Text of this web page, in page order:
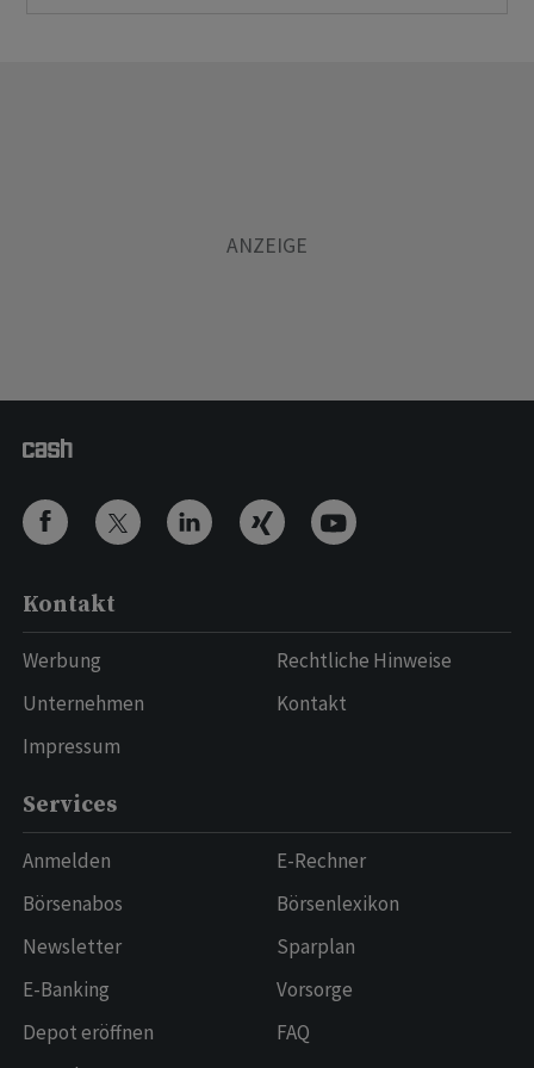
Kontakt
Werbung
Unternehmen
Impressum
Rechtliche Hinweise
Kontakt
Services
Anmelden
Börsenabos
Newsletter
E-Banking
Depot eröffnen
E-Rechner
Börsenlexikon
Sparplan
Vorsorge
FAQ